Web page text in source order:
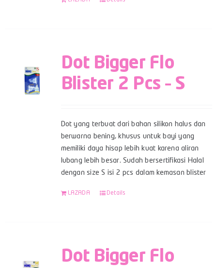
Dot Bigger Flo
Blister 2 Pcs – S
Dot yang terbuat dari bahan silikon halus dan
berwarna bening, khusus untuk bayi yang
memiliki daya hisap lebih kuat karena aliran
lubang lebih besar. Sudah bersertifikasi Halal
dengan size S isi 2 pcs dalam kemasan blister
LAZADA Details
Dot Bigger Flo